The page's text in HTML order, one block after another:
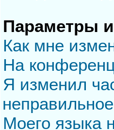
Параметры
Как мне
На
Я изменил
Моего языка